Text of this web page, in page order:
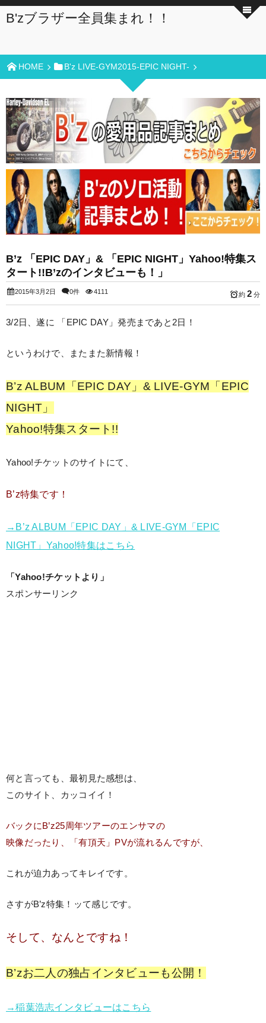
B'zブラザー全員集まれ！！
HOME B'z LIVE-GYM2015-EPIC NIGHT-
B’z 「EPIC DAY」& 「EPIC NIGHT」Yahoo!特集ス
タート!!B’zのインタビューも！」
2015年3月2日 0件 4111 約 2 分
3/2日、遂に 「EPIC DAY」発売まであと2日！
というわけで、またまた新情報！
B’z ALBUM「EPIC DAY」& LIVE-GYM「EPIC
NIGHT」
Yahoo!特集スタート!!
Yahoo!チケットのサイトにて、
B’z特集です！
→B’z ALBUM「EPIC DAY」& LIVE-GYM「EPIC
NIGHT」Yahoo!特集はこちら
「Yahoo!チケットより」
スポンサーリンク
何と言っても、最初見た感想は、
このサイト、カッコイイ！
バックにB’z25周年ツアーのエンサマの
映像だったり、「有頂天」PVが流れるんですが、
これが迫力あってキレイです。
さすがB’z特集！ッて感じです。
そして、なんとですね！
B’zお二人の独占インタビューも公開！
→稲葉浩志インタビューはこちら